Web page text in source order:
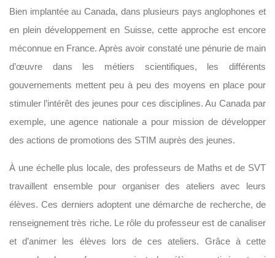
Bien implantée au Canada, dans plusieurs pays anglophones et
en plein développement en Suisse, cette approche est encore
méconnue en France. Après avoir constaté une pénurie de main
d’œuvre dans les métiers scientifiques, les différents
gouvernements mettent peu à peu des moyens en place pour
stimuler l’intérêt des jeunes pour ces disciplines. Au Canada par
exemple, une agence nationale a pour mission de développer
des actions de promotions des STIM auprès des jeunes.
À une échelle plus locale, des professeurs de Maths et de SVT
travaillent ensemble pour organiser des ateliers avec leurs
élèves. Ces derniers adoptent une démarche de recherche, de
renseignement très riche. Le rôle du professeur est de canaliser
et d’animer les élèves lors de ces ateliers. Grâce à cette